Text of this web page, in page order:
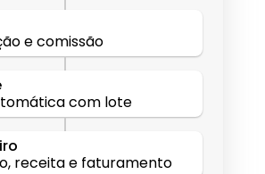
e comissão
com lote
receita e faturamento